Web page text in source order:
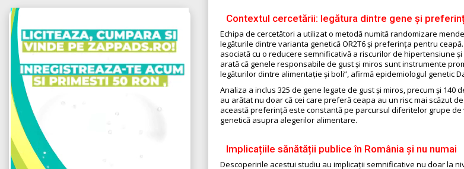
Contextul cercetării: legătura dintre gene și
Echipa de cercetători a utilizat o metodă numită randomizare
legăturile dintre varianta genetică OR2T6 și preferința pentru
asociată cu o reducere semnificativă a riscurilor de hipertensiune
arată că genele responsabile de gust și miros sunt instrumente
legăturilor dintre alimentație și boli”, afirmă epidemiologul genetic
Analiza a inclus 325 de gene legate de gust și miros, precum și 140
au arătat nu doar că cei care preferă ceapa au un risc mai scăzut
această preferință este constantă pe parcursul diferitelor grupe
genetică asupra alegerilor alimentare.
Implicațiile sănătății publice în România și nu numai
Descoperirile acestui studiu au implicații semnificative nu doar la